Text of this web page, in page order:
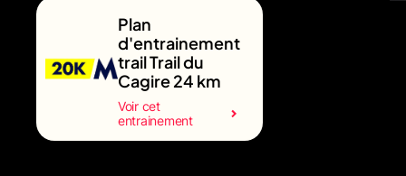
Plan
d'entrainement
trail Trail du
Cagire 24 km
Voir cet
entrainement